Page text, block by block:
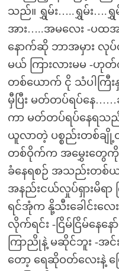
သည်။ ရွှမ်း…..ရွှမ်း….
အား…..အမလေး -ပထ
နောက်ဆို ဘာအမှား လု
မယ် ကြားလားမမ -ဟု
တစ်ယောက် ငို သံပါကြီး
မှီပြီး မတ်တပ်ရပ်နေ
ကာ မတ်တပ်ရပ်နေရသ
ယူလာတဲ့ ပစ္စည်းတစ်ခ
တစ်ဝိုက်က အမွှေးတွေကို
ခံနေရစဉ် အသည်းတစ်
အနည်းငယ်လှုပ်ရှားမိ
ရင်အုံက နို့သီးခေါင်း
လိုက်ရင်း -ငြိမ်ငြိမ်နေ
ကြာညိုနဲ့ မဆိုင်ဘူး -အ
တော့ ရေဆိုဝတ်လေးနဲ့ ပ